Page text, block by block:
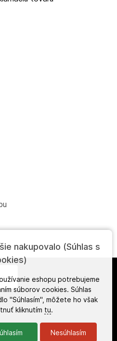
nakupovalo (Súhlas s
eshopu potrebujeme
súborov cookies. Súhlas
"Súhlasím", môžete ho však
kliknutím tu.
Nesúhlasím